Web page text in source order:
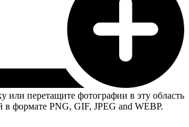
или перетащите фотографии в эту область
в формате PNG, GIF, JPEG and WEBP.